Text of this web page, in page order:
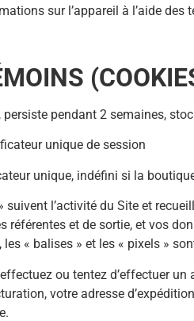
sur l’appareil à l’aide des
pendant 2 semaines,
unique de session
unique, indéfini si la
l’activité du Site et
référentes et de sortie, et vos
« balises » et les « pixels »
ou tentez d’effectuer
votre adresse